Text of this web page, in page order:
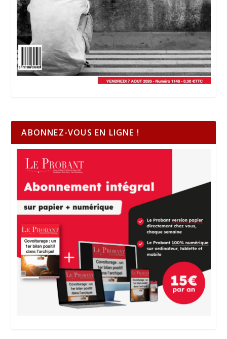
ABONNEZ-VOUS EN LIGNE !